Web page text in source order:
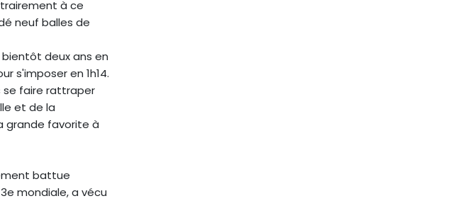
à ce
neuf balles de
bientôt deux ans en
s'imposer en 1h14.
se faire rattraper
et de la
grande favorite à
battue
mondiale, a vécu